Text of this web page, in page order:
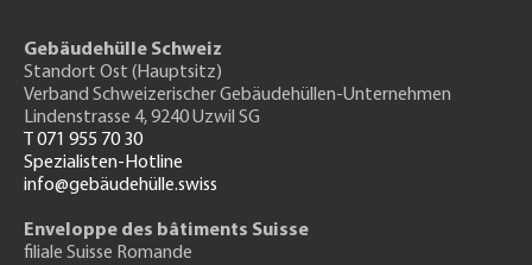
Gebäudehülle Schweiz
Standort Ost (Hauptsitz)
Verband Schweizerischer Gebäudehüllen-Unternehmen
Lindenstrasse 4, 9240 Uzwil SG
T 071 955 70 30
Spezialisten-Hotline
info@gebäudehülle.swiss
Enveloppe des bâtiments Suisse
filiale Suisse Romande